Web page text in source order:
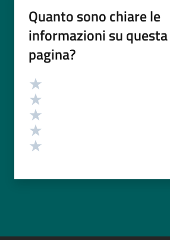
Quanto sono chiare le
informazioni su questa
pagina?
Valutazione